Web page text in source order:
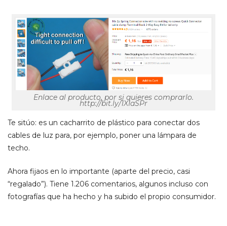
Enlace al producto, por si quieres comprarlo.
http://bit.ly/1XIaSPr
Te sitúo: es un cacharrito de plástico para conectar dos
cables de luz para, por ejemplo, poner una lámpara de
techo.
Ahora fijaos en lo importante (aparte del precio, casi
“regalado”). Tiene 1.206 comentarios, algunos incluso con
fotografías que ha hecho y ha subido el propio consumidor.